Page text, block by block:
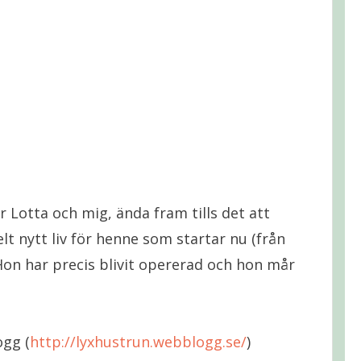
Lotta och mig, ända fram tills det att
nytt liv för henne som startar nu (från
har precis blivit opererad och hon mår
(http://lyxhustrun.webblogg.se/)